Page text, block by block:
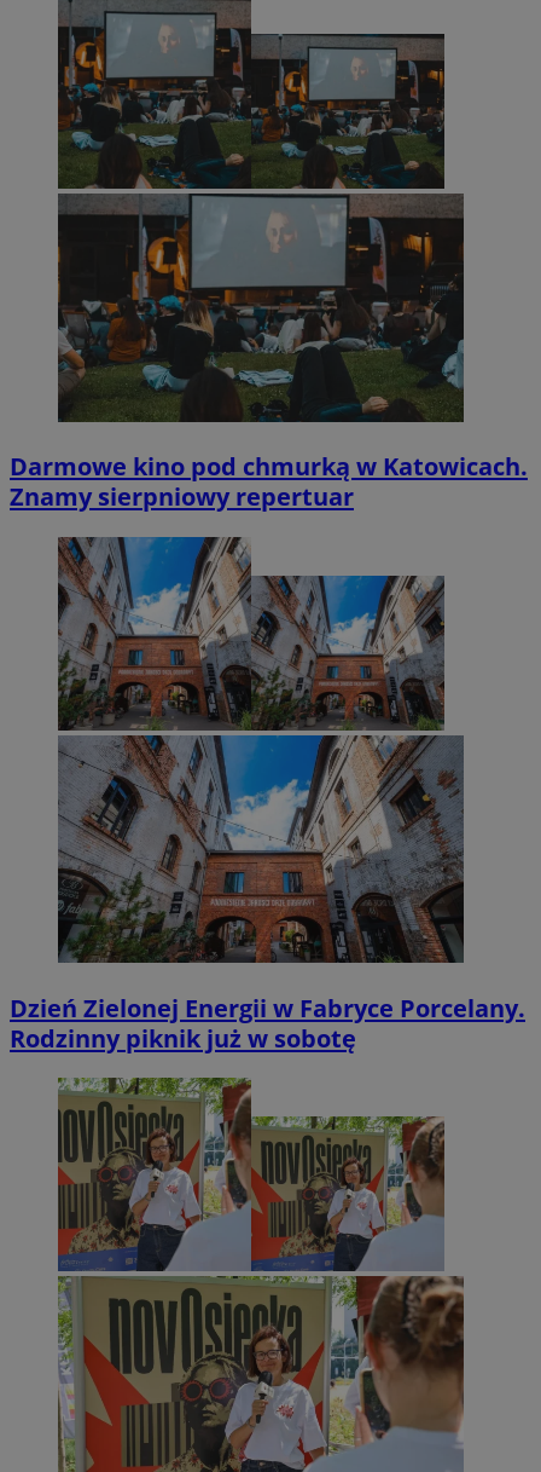
Darmowe kino pod chmurką w Katowicach.
Znamy sierpniowy repertuar
Dzień Zielonej Energii w Fabryce Porcelany.
Rodzinny piknik już w sobotę